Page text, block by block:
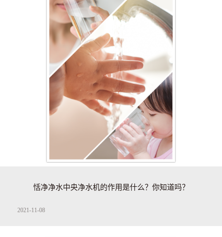
恬净净水中央净水机的作用是什么？你知道吗？
2021-11-08